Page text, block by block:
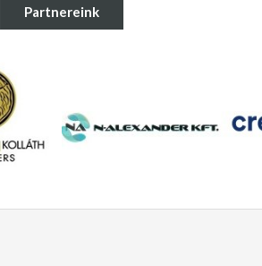
Partnereink